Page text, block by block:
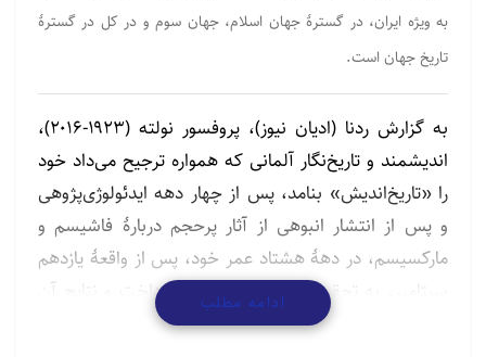
به ویژه ایران، در گسترۀ جهان اسلام، جهان سوم و در کل در گسترۀ
تاریخ جهان است.
به گزارش ردنا (ادیان نیوز)، پروفسور نولته (۱۹۲۳-۲۰۱۶)،
اندیشمند و تاریخ‌نگار آلمانی که همواره ترجیح می‌داد خود
را «تاریخ‌اندیش» بنامد، پس از چهار دهه ایدئولوژی‌پژوهی
و پس از انتشار انبوهی از آثار پرحجم دربارۀ فاشیسم و
مارکسیسم، در دهۀ هشتاد عمر خود، پس از واقعۀ یازدهم
سپتامبر، به تحقیق دربارۀ اسلام‌گرایی پرداخت و نتایج آن
را در سال ۲۰۰۹ در کتابی با عنوان «اسلام‌گرایی: سومین
ادامه مطلب